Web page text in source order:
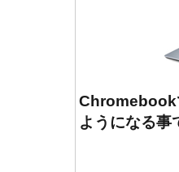
Chromebook
ようになる事